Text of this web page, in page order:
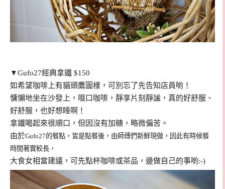
▼Gufo27經典拿鐵 $150
如希望咖啡上有貓頭鷹圖樣，可別忘了先告知店員喲！
慵懶地坐在沙發上，啜口咖啡，靜享片刻靜謐，真的好舒服、
好舒服，也好想睡啊！
拿鐵喝起來很順口，但因沒有加糖，略微偏苦。
由於Gufo27的餐點，皆是點餐後，由師傅們新鮮現做，因此有時候餐
時間著實較長，
大食女相當建議，可先點杯咖啡或茶品，邊做自己的事喲:-)